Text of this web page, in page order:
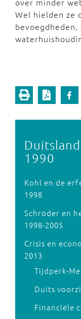
Wel hielden ze
1990
Kohl en de
1998
Schröder en
1998-2005
Crisis en
2013
Tijdperk-
Duits
Financiële